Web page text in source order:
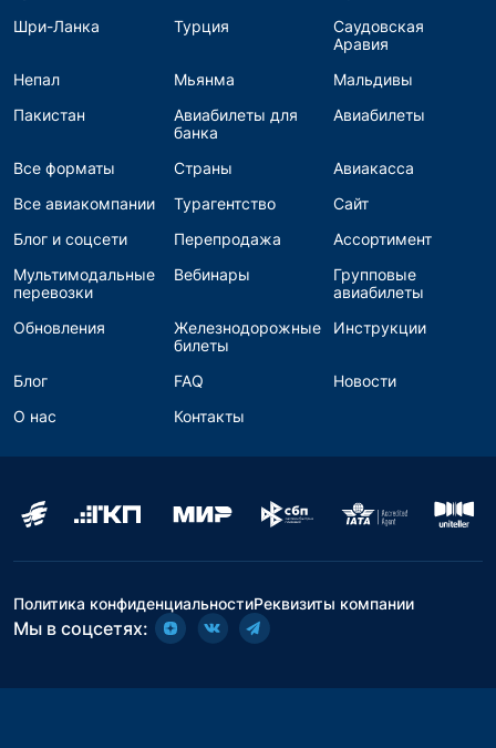
Шри-Ланка
Турция
Саудовская
Аравия
Непал
Мьянма
Мальдивы
Пакистан
Авиабилеты для
банка
Авиабилеты
Все форматы Страны
Авиакасса
Все авиакомпании
Турагентство
Сайт
Блог и соцсети
Перепродажа
Ассортимент
Мультимодальные
перевозки
Вебинары
Групповые
авиабилеты
Обновления
Железнодорожные
билеты
Инструкции
Блог FAQ
Новости
О нас
Контакты
Политика конфиденциальностиРеквизиты компании
Мы в соцсетях: